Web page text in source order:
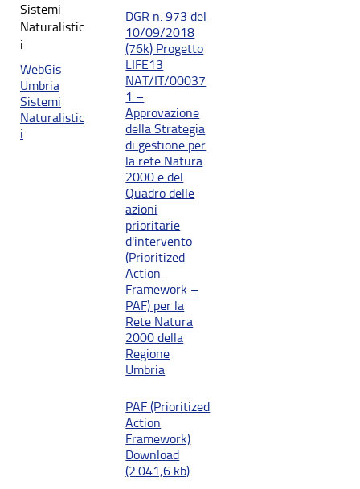
Sistemi
Naturalistic
i
WebGis
Umbria
Sistemi
Naturalistic
i
DGR n. 973 del
10/09/2018
(76k) Progetto
LIFE13
NAT/IT/00037
1 –
Approvazione
della Strategia
di gestione per
la rete Natura
2000 e del
Quadro delle
azioni
prioritarie
d'intervento
(Prioritized
Action
Framework –
PAF) per la
Rete Natura
2000 della
Regione
Umbria
PAF (Prioritized
Action
Framework)
Download
(2.041,6 kb)